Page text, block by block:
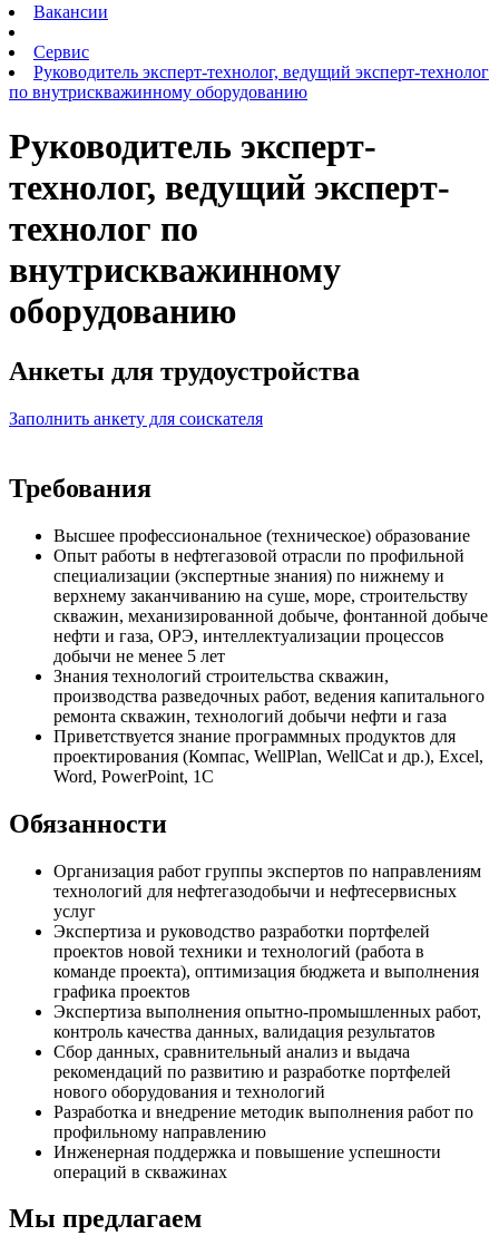
Вакансии
Сервис
Руководитель эксперт-технолог, ведущий эксперт-технолог
по внутрискважинному оборудованию
Руководитель эксперт-
технолог, ведущий эксперт-
технолог по
внутрискважинному
оборудованию
Анкеты для трудоустройства
Заполнить анкету для соискателя
Требования
Высшее профессиональное (техническое) образование
Опыт работы в нефтегазовой отрасли по профильной
специализации (экспертные знания) по нижнему и
верхнему заканчиванию на суше, море, строительству
скважин, механизированной добыче, фонтанной добыче
нефти и газа, ОРЭ, интеллектуализации процессов
добычи не менее 5 лет
Знания технологий строительства скважин,
производства разведочных работ, ведения капитального
ремонта скважин, технологий добычи нефти и газа
Приветствуется знание программных продуктов для
проектирования (Компас, WellPlan, WellCat и др.), Excel,
Word, PowerPoint, 1С
Обязанности
Организация работ группы экспертов по направлениям
технологий для нефтегазодобычи и нефтесервисных
услуг
Экспертиза и руководство разработки портфелей
проектов новой техники и технологий (работа в
команде проекта), оптимизация бюджета и выполнения
графика проектов
Экспертиза выполнения опытно-промышленных работ,
контроль качества данных, валидация результатов
Сбор данных, сравнительный анализ и выдача
рекомендаций по развитию и разработке портфелей
нового оборудования и технологий
Разработка и внедрение методик выполнения работ по
профильному направлению
Инженерная поддержка и повышение успешности
операций в скважинах
Мы предлагаем